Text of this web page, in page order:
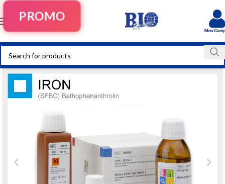
PROMO